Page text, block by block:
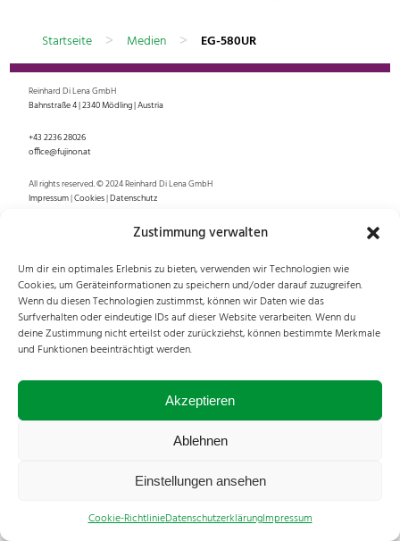
Zustimmung verwalten
Um dir ein optimales Erlebnis zu bieten, verwenden wir Technologien wie
Cookies, um Geräteinformationen zu speichern und/oder darauf zuzugreifen.
Wenn du diesen Technologien zustimmst, können wir Daten wie das
Surfverhalten oder eindeutige IDs auf dieser Website verarbeiten. Wenn du
deine Zustimmung nicht erteilst oder zurückziehst, können bestimmte Merkmale
und Funktionen beeinträchtigt werden.
Akzeptieren
Ablehnen
Einstellungen ansehen
Cookie-RichtlinieDatenschutzerklärungImpressum
Startseite > Medien > EG-580UR
Reinhard Di Lena GmbH
Bahnstraße 4 | 2340 Mödling | Austria
+43 2236 28026
office@fujinon.at
All rights reserved. © 2024 Reinhard Di Lena GmbH
Impressum|Cookies|Datenschutz